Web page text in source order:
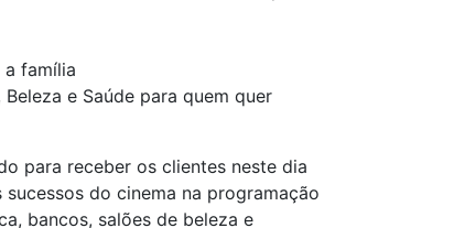
família
e Saúde para quem quer
para receber os clientes neste dia
do cinema na programação
bancos, salões de beleza e